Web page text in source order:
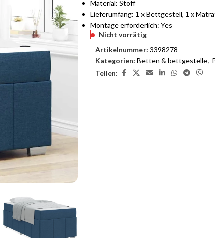
Material: Stoff
Lieferumfang: 1 x Bettgestell, 1 x
Montage erforderlich: Yes
Nicht vorrätig
Artikelnummer: 3398278
Kategorien: Betten & bettgestelle,
Teilen: